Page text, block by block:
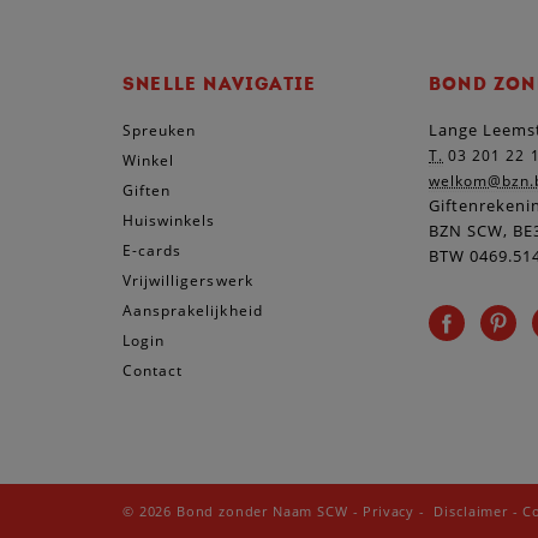
SNELLE NAVIGATIE
Spreuken
Winkel
Giften
Huiswinkels
E-cards
Vrijwilligerswerk
Aansprakelijkheid
Login
Contact
BOND
Lange
T. 03 201 22
BZN SCW,
BTW
© 2026 Bond zonder Naam SCW - Privacy - Disclaimer-